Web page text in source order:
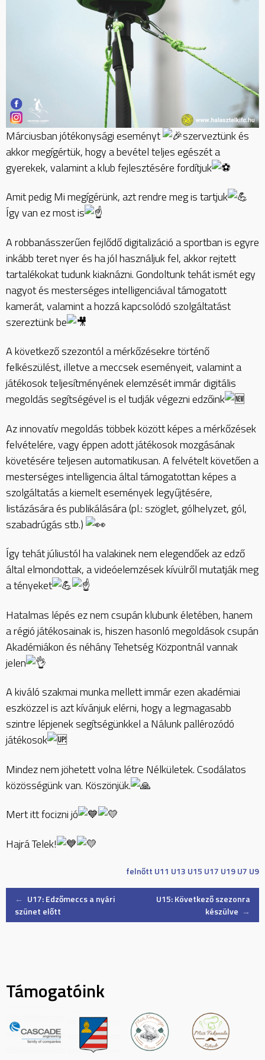
Márciusban jótékonysági eseményt
szerveztünk és
akkor megígértük, hogy a bevétel teljes egészét a
gyerekek, valamint a klub fejlesztésére fordítjuk
Amit pedig Mi megígérünk, azt rendre meg is tartjuk
Így van ez most is
Arobbanásszerűen fejlődő digitalizáció a sportban is egyre
inkább teret nyer és ha jól használjuk fel, akkor rejtett
tartalékokat tudunk kiaknázni. Gondoltunk tehát ismét egy
nagyot és mesterséges intelligenciával támogatott
kamerát, valamint a hozzá kapcsolódó szolgáltatást
szereztünk be
A következő szezontól a mérkőzésekre történő
felkészülést, illetve a meccsek eseményeit, valamint a
játékosok teljesítményének elemzését immár digitális
megoldás segítségével is el tudják végezni edzőink
Az innovatív megoldás többek között képes a mérkőzések
felvételére, vagy éppen adott játékosok mozgásának
követésére teljesen automatikusan. A felvételt követően a
mesterséges intelligencia által támogatottan képes a
szolgáltatás a kiemelt események legyűjtésére,
listázására és publikálására (pl.: szöglet, gólhelyzet, gól,
szabadrúgás stb.)
Így tehát júliustól ha valakinek nem elegendőek az edző
által elmondottak, a videóelemzések kívülről mutatják meg
a tényeket
Hatalmas lépés ez nem csupán klubunk életében, hanem
a régió játékosainak is, hiszen hasonló megoldások csupán
Akadémiákon és néhány Tehetség Központnál vannak
jelen
A kiváló szakmai munka mellett immár ezen akadémiai
eszközzel is azt kívánjuk elérni, hogy a legmagasabb
szintre lépjenek segítségünkkel a Nálunk pallérozódó
játékosok
Mindez nem jöhetett volna létre Nélkületek. Csodálatos
közösségünk van. Köszönjük.
Mert itt focizni jó
Hajrá Telek!
felnőtt U11 U13 U15 U17 U19U7 U9
Post
← U17: Edzőmeccs a nyári
szünet előtt
U15: Következő szezonra
készülve →
Támogatóink